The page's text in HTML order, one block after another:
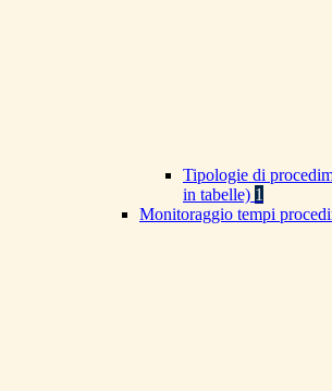
Tipologie di
in tabelle) 1
Monitoraggio tempi